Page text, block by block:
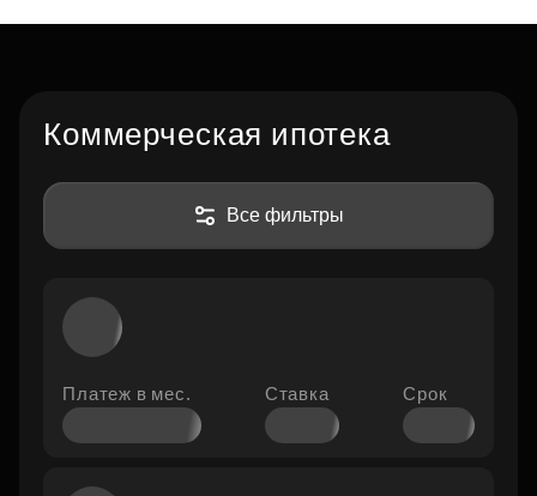
Коммерческая ипотека
Все фильтры
Платеж в мес. Ставка Срок